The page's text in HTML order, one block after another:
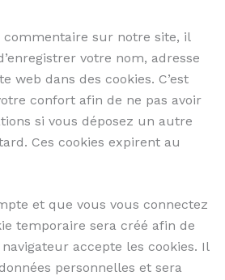
commentaire sur notre site, il
votre nom, adresse
web dans des cookies. C’est
confort afin de ne pas avoir
si vous déposez un autre
Ces cookies expirent au
et que vous vous connectez
temporaire sera créé afin de
accepte les cookies. Il
personnelles et sera